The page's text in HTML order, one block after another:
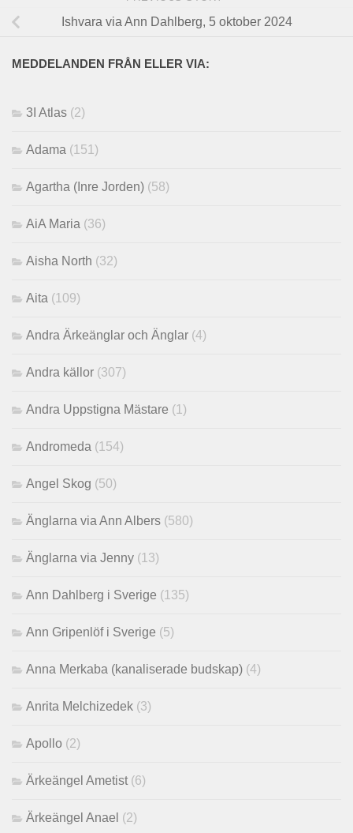
Ishvara via Ann Dahlberg, 5 oktober 2024
MEDDELANDEN FRÅN ELLER VIA:
3I Atlas (2)
Adama (151)
Agartha (Inre Jorden) (58)
AiA Maria (36)
Aisha North (32)
Aita (109)
Andra Ärkeänglar och Änglar (4)
Andra källor (307)
Andra Uppstigna Mästare (1)
Andromeda (154)
Angel Skog (50)
Änglarna via Ann Albers (580)
Änglarna via Jenny (13)
Ann Dahlberg i Sverige (135)
Ann Gripenlöf i Sverige (5)
Anna Merkaba (kanaliserade budskap) (4)
Anrita Melchizedek (3)
Apollo (2)
Ärkeängel Ametist (6)
Ärkeängel Anael (2)